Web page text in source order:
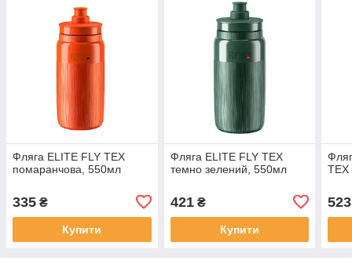
Фляга ELITE FLY TEX
помаранчова, 550мл
335 ₴
Купити
Фляга ELITE FLY TEX
темно зелений, 550мл
421₴
Купити
TEX
523